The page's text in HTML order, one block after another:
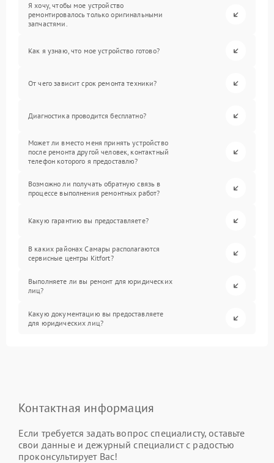
Я хочу, чтобы мое устройство
ремонтировалось только оригинальными
запчастями.
Как я узнаю, что мое устройство готово?
От чего зависит срок ремонта техники?
Диагностика проводится бесплатно?
Может ли вместо меня принять устройство
после ремонта другой человек, контактный
телефон которого я предоставлю?
Возможно ли получать обратную связь в
процессе выполнения ремонтных работ?
Какую гарантию вы предоставляете?
В каких районах Самары располагаются
сервисные центры Kitfort?
Выполняете ли вы ремонт для юридических
лиц?
Какую документацию вы предоставляете
для юридических лиц?
Контактная информация
Если требуется задать вопрос специалисту, оставьте
свои данные и дежурный специалист с радостью
проконсультирует Вас!